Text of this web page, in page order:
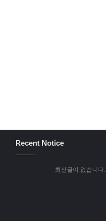
Recent Notice
최신글이 없습니다.